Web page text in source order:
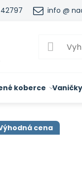
info @
koberce
cena